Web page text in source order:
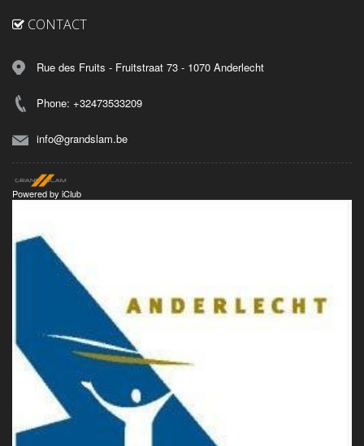
CONTACT
Rue des Fruits - Fruitstraat 73 - 1070 Anderlecht
Phone: +32473533209
info@grandslam.be
Powered by iClub